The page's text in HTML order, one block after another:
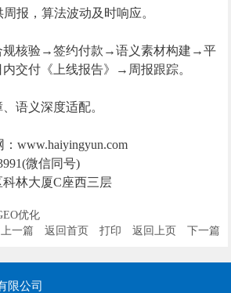
报，算法波动及时响应。
规核验→签约付款→语义素材构建→平
交付《上线报告》→周报跟踪。
语义深度适配。
www.haiyingyun.com
微信同号)
林大厦C座西三层
优化
上一篇
返回首页 打印 返回上页 下一篇
限公司